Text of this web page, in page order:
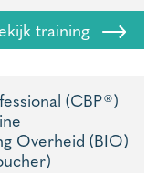
training
(CBP®)
Overheid (BIO)